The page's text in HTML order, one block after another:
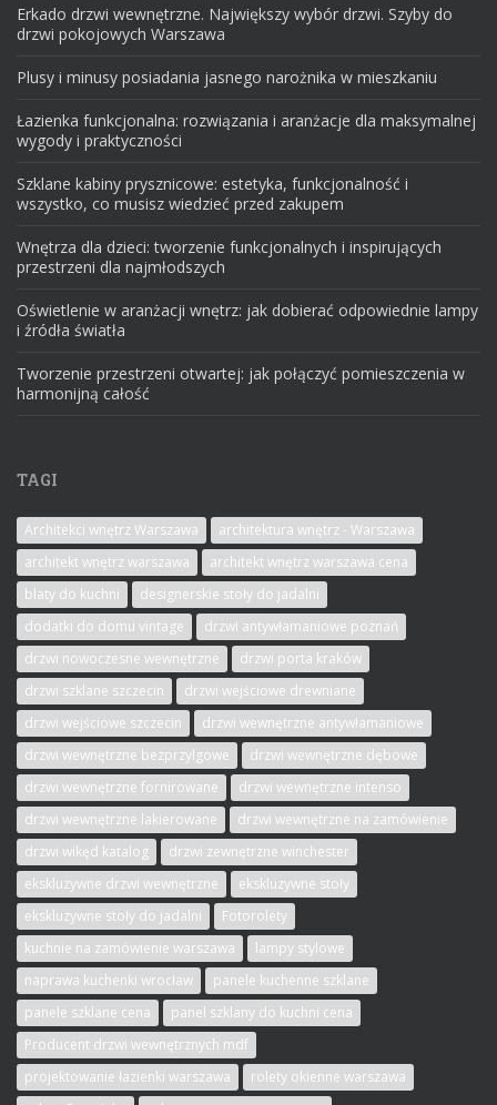
Erkado drzwi wewnętrzne. Największy wybór drzwi. Szyby do
drzwi pokojowych Warszawa
Plusy i minusy posiadania jasnego narożnika w mieszkaniu
Łazienka funkcjonalna: rozwiązania i aranżacje dla maksymalnej
wygody i praktyczności
Szklane kabiny prysznicowe: estetyka, funkcjonalność i
wszystko, co musisz wiedzieć przed zakupem
Wnętrza dla dzieci: tworzenie funkcjonalnych i inspirujących
przestrzeni dla najmłodszych
Oświetlenie w aranżacji wnętrz: jak dobierać odpowiednie lampy
i źródła światła
Tworzenie przestrzeni otwartej: jak połączyć pomieszczenia w
harmonijną całość
TAGI
Architekci wnętrz Warszawa
architektura wnętrz - Warszawa
architekt wnętrz warszawa
architekt wnętrz warszawa cena
blaty do kuchni
designerskie stoły do jadalni
dodatki do domu vintage
drzwi antywłamaniowe poznań
drzwi nowoczesne wewnętrzne
drzwi porta kraków
drzwi szklane szczecin
drzwi wejściowe drewniane
drzwi wejściowe szczecin
drzwi wewnętrzne antywłamaniowe
drzwi wewnętrzne bezprzylgowe
drzwi wewnętrzne dębowe
drzwi wewnętrzne fornirowane
drzwi wewnętrzne intenso
drzwi wewnętrzne lakierowane
drzwi wewnętrzne na zamówienie
drzwi wikęd katalog
drzwi zewnętrzne winchester
ekskluzywne drzwi wewnętrzne
ekskluzywne stoły
ekskluzywne stoły do jadalni
Fotorolety
kuchnie na zamówienie warszawa
lampy stylowe
naprawa kuchenki wrocław
panele kuchenne szklane
panele szklane cena
panel szklany do kuchni cena
Producent drzwi wewnętrznych mdf
projektowanie łazienki warszawa
rolety okienne warszawa